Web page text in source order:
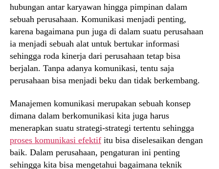
hubungan antar karyawan hingga pimpinan dalam
sebuah perusahaan. Komunikasi menjadi penting,
karena bagaimana pun juga di dalam suatu perusahaan
ia menjadi sebuah alat untuk bertukar informasi
sehingga roda kinerja dari perusahaan tetap bisa
berjalan. Tanpa adanya komunikasi, tentu saja
perusahaan bisa menjadi beku dan tidak berkembang.
Manajemen komunikasi merupakan sebuah konsep
dimana dalam berkomunikasi kita juga harus
menerapkan suatu strategi-strategi tertentu sehingga
proses komunikasi efektif itu bisa diselesaikan dengan
baik. Dalam perusahaan, pengaturan ini penting
sehingga kita bisa mengetahui bagaimana teknik